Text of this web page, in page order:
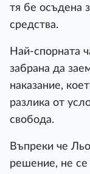
тя бе осъдена
средства.
Най-спорната
забрана да
наказание,
разлика от
свобода.
Въпреки че
решение, не се